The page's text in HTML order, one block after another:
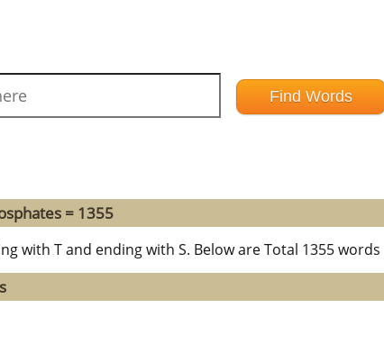
= 1355
with T and ending with S. Below are Total 1355